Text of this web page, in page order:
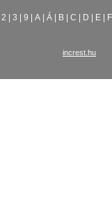
2 3 9 A Á B C D E F
increst.hu